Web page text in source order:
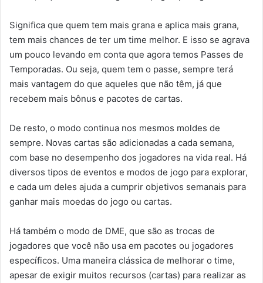
Significa que quem tem mais grana e aplica mais grana,
tem mais chances de ter um time melhor. E isso se agrava
um pouco levando em conta que agora temos Passes de
Temporadas. Ou seja, quem tem o passe, sempre terá
mais vantagem do que aqueles que não têm, já que
recebem mais bônus e pacotes de cartas.
De resto, o modo continua nos mesmos moldes de
sempre. Novas cartas são adicionadas a cada semana,
com base no desempenho dos jogadores na vida real. Há
diversos tipos de eventos e modos de jogo para explorar,
e cada um deles ajuda a cumprir objetivos semanais para
ganhar mais moedas do jogo ou cartas.
Há também o modo de DME, que são as trocas de
jogadores que você não usa em pacotes ou jogadores
específicos. Uma maneira clássica de melhorar o time,
apesar de exigir muitos recursos (cartas) para realizar as